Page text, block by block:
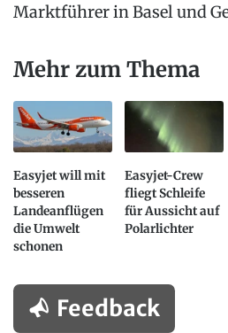
Marktführer in Basel und
Mehr zum Thema
Easyjet will mit
besseren
Landeanflügen
die Umwelt
schonen
Easyjet-Crew
fliegt Schleife
für Aussicht auf
Polarlichter
Feedback